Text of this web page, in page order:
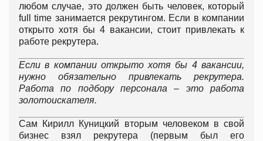
любом случае, это должен быть человек, который
full time занимается рекрутингом. Если в компании
открыто хотя бы 4 вакансии, стоит привлекать к
работе рекрутера.
Если в компании открыто хотя бы 4 вакансии,
нужно обязательно привлекать рекрутера.
Работа по подбору персонала – это работа
золотоискателя.
Сам Кирилл Куницкий вторым человеком в свой
бизнес взял рекрутера (первым был его